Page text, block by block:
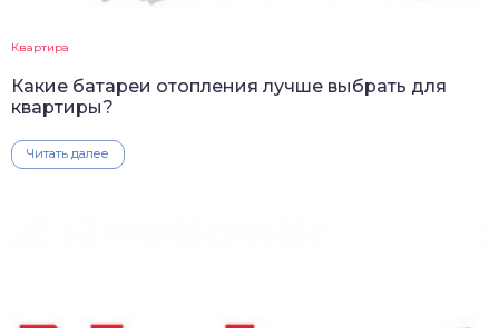
Квартира
Какие батареи отопления лучше выбрать для
квартиры?
Читать далее